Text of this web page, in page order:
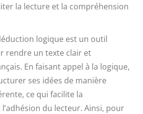
la lecture et la compréhension
logique est un outil
rendre un texte clair et
En faisant appel à la logique,
ses idées de manière
ce qui facilite la
du lecteur. Ainsi, pour